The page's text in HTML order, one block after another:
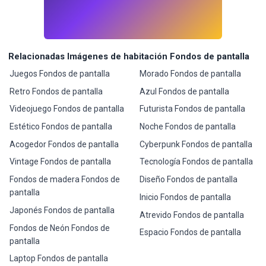
Relacionadas Imágenes de habitación Fondos de pantalla
Juegos Fondos de pantalla
Retro Fondos de pantalla
Videojuego Fondos de pantalla
Estético Fondos de pantalla
Acogedor Fondos de pantalla
Vintage Fondos de pantalla
Fondos de madera Fondos de
pantalla
Japonés Fondos de pantalla
Fondos de Neón Fondos de
pantalla
Laptop Fondos de pantalla
Morado Fondos de pantalla
Azul Fondos de pantalla
Futurista Fondos de pantalla
Noche Fondos de pantalla
Cyberpunk Fondos de pantalla
Tecnología Fondos de pantalla
Diseño Fondos de pantalla
Inicio Fondos de pantalla
Atrevido Fondos de pantalla
Espacio Fondos de pantalla